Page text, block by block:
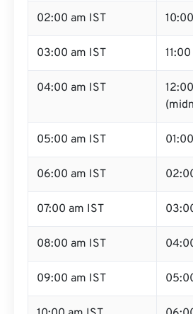
02:00 am IST
03:00 am IST
04:00 am IST
05:00 am IST
06:00 am IST
07:00 am IST
08:00 am IST
09:00 am IST